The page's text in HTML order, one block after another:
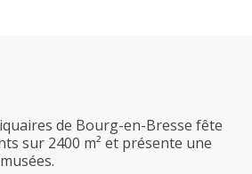
de Bourg-en-Bresse fête
sur 2400 m² et présente une